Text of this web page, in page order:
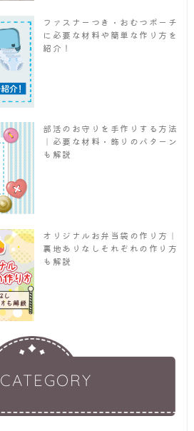
ファスナーつき・おむつポーチ
に必要な材料や簡単な作り方を
紹介！
部活のお守りを手作りする方法
｜必要な材料・飾りのパターン
も解説
オリジナルお弁当袋の作り方｜
裏地ありなしそれぞれの作り方
も解説
CATEGORY